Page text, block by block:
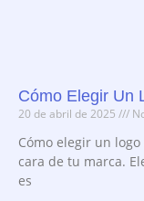
Cómo Elegir Un
20 de abril de 2025
Cómo elegir un
cara de tu marca.
es